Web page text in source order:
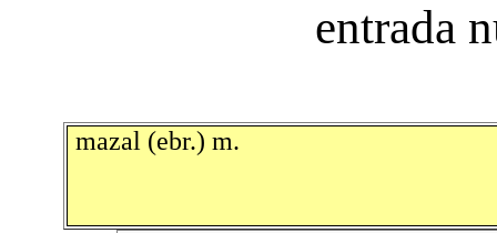
entrada
mazal (ebr.) m.